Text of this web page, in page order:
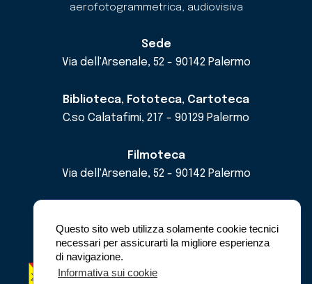
Questo sito web utilizza solamente cookie tecnici
necessari per assicurarti la migliore esperienza
di navigazione.
Informativa sui cookie
aerofotogrammetrica, audiovisiva
Sede
Via dell'Arsenale, 52 - 90142 Palermo
Biblioteca, Fototeca, Cartoteca
C.so Calatafimi, 217 - 90129 Palermo
Filmoteca
Via dell'Arsenale, 52 - 90142 Palermo
pec cricdsicilia@pec.it
Regione Siciliana - Assessorato dei Beni